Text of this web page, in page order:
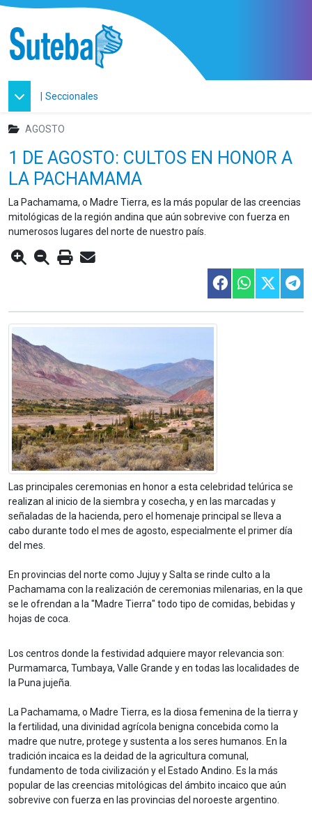
| Seccionales
AGOSTO
1 DE AGOSTO: CULTOS EN HONOR A
LA PACHAMAMA
La Pachamama, o Madre Tierra, es la más popular de las creencias
mitológicas de la región andina que aún sobrevive con fuerza en
numerosos lugares del norte de nuestro país.
Las principales ceremonias en honor a esta celebridad telúrica se
realizan al inicio de la siembra y cosecha, y en las marcadas y
señaladas de la hacienda, pero el homenaje principal se lleva a
cabo durante todo el mes de agosto, especialmente el primer día
del mes.
En provincias del norte como Jujuy y Salta se rinde culto a la
Pachamama con la realización de ceremonias milenarias, en la que
se le ofrendan a la "Madre Tierra" todo tipo de comidas, bebidas y
hojas de coca.
Los centros donde la festividad adquiere mayor relevancia son:
Purmamarca, Tumbaya, Valle Grande y en todas las localidades de
la Puna jujeña.
La Pachamama, o Madre Tierra, es la diosa femenina de la tierra y
la fertilidad, una divinidad agrícola benigna concebida como la
madre que nutre, protege y sustenta a los seres humanos. En la
tradición incaica es la deidad de la agricultura comunal,
fundamento de toda civilización y el Estado Andino. Es la más
popular de las creencias mitológicas del ámbito incaico que aún
sobrevive con fuerza en las provincias del noroeste argentino.